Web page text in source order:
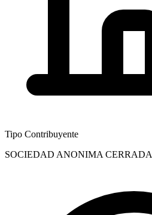
Tipo Contribuyente
SOCIEDAD ANONIMA CERRADA